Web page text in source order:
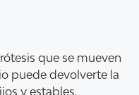
que se mueven
puede devolverte la
y estables.